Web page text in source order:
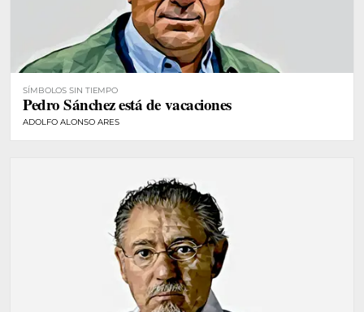
SÍMBOLOS SIN TIEMPO
Pedro Sánchez está de vacaciones
ADOLFO ALONSO ARES